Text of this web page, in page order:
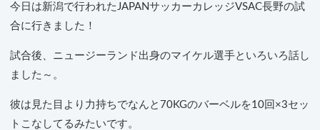
今日は新潟で行われたJAPANサッカーカレッジVSAC長野の試
合に行きました！
試合後、ニュージーランド出身のマイケル選手といろいろ話し
ました～。
彼は見た目より力持ちでなんと70KGのバーベルを10回×3セッ
トこなしてるみたいです。